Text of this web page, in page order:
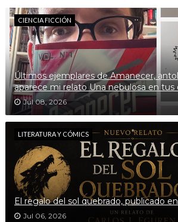
CIENCIA FICCIÓN
Últimos ejemplares de Amanecer,
aparece mi relato Una nebulosa en tus
Jul 08, 2026
LITERATURA Y CÓMICS
El regalo del sol quebrado, publicado
Jul 06, 2026